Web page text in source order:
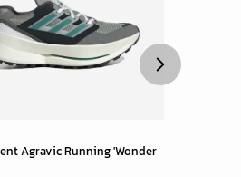
Agravic Running 'Wonder